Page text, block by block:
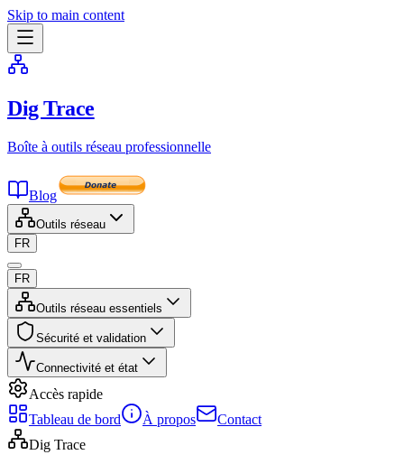
Skip to main content
Dig Trace
Boîte à outils réseau professionnelle
Blog
Outils réseau
FR
FR
Outils réseau essentiels
Sécurité et validation
Connectivité et état
Accès rapide
Tableau de bord
À propos
Contact
Dig Trace